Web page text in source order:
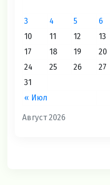
Август 2026
« Июл
3
4 5 6
10
11 12 13
17
18 19 20
24
25 26 27
31